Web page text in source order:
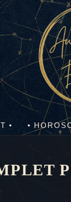
• •